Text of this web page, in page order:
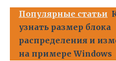
Популярные статьи
узнать размер блока
распределения и
на примере Windows